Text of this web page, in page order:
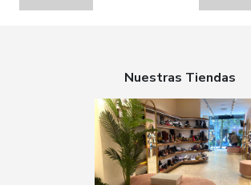
Nuestras Tiendas